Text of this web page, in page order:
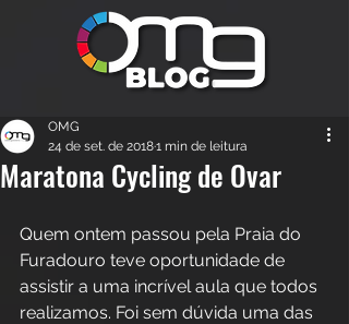
Maratona Cycling de Ovar
OMG
24 de set. de 20181 min de leitura
Quem ontem passou pela Praia do
Furadouro teve oportunidade de
assistir a uma incrível aula que todos
realizamos. Foi sem dúvida uma das